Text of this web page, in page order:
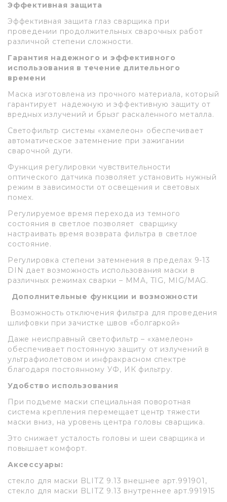
Эффективная защита
Эффективная защита глаз сварщика при
проведении продолжительных сварочных работ
различной степени сложности.
Гарантия надежного и эффективного
использования в течение длительного
времени
Маска изготовлена из прочного материала, который
гарантирует надежную и эффективную защиту от
вредных излучений и брызг раскаленного металла.
Светофильтр системы «хамелеон» обеспечивает
автоматическое затемнение при зажигании
сварочной дуги.
Функция регулировки чувствительности
оптического датчика позволяет установить нужный
режим в зависимости от освещения и световых
помех.
Регулируемое время перехода из темного
состояния в светлое позволяет сварщику
настраивать время возврата фильтра в светлое
состояние.
Регулировка степени затемнения в пределах 9-13
DIN дает возможность использования маски в
различных режимах сварки – MMA, TIG, MIG/MAG.
Дополнительные функции и возможности
Возможность отключения фильтра для проведения
шлифовки при зачистке швов «болгаркой»
Даже неисправный светофильтр – «хамелеон»
обеспечивает постоянную защиту от излучений в
ультрафиолетовом и инфракрасном спектре
благодаря постоянному УФ, ИК фильтру.
Удобство использования
При подъеме маски специальная поворотная
система крепления перемещает центр тяжести
маски вниз, на уровень центра головы сварщика.
Это снижает усталость головы и шеи сварщика и
повышает комфорт.
Аксессуары:
стекло для маски BLITZ 9.13 внешнее арт.991901,
стекло для маски BLITZ 9.13 внутреннее арт.991915